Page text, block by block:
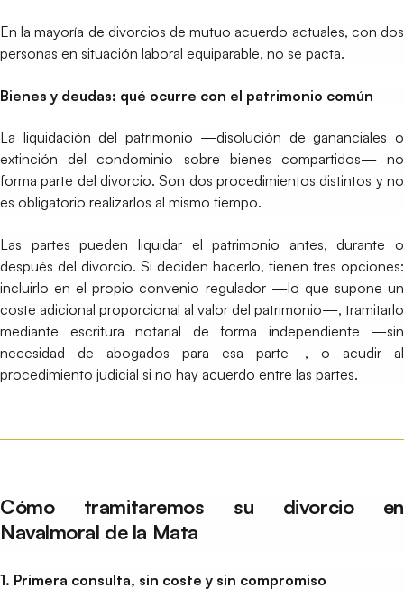
En la mayoría de divorcios de mutuo acuerdo actuales, con dos
personas en situación laboral equiparable, no se pacta.
Bienes y deudas: qué ocurre con el patrimonio común
La liquidación del patrimonio —disolución de gananciales o
extinción del condominio sobre bienes compartidos— no
forma parte del divorcio. Son dos procedimientos distintos y no
es obligatorio realizarlos al mismo tiempo.
Las partes pueden liquidar el patrimonio antes, durante o
después del divorcio. Si deciden hacerlo, tienen tres opciones:
incluirlo en el propio convenio regulador —lo que supone un
coste adicional proporcional al valor del patrimonio—, tramitarlo
mediante escritura notarial de forma independiente —sin
necesidad de abogados para esa parte—, o acudir al
procedimiento judicial si no hay acuerdo entre las partes.
Cómo tramitaremos su divorcio en
Navalmoral de la Mata
1. Primera consulta, sin coste y sin compromiso